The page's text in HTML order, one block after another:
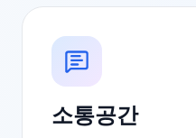
소통공간